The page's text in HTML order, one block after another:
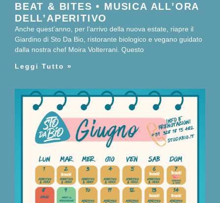
BEAT & BITES • MUSICA ALL’ORA
DELL’APERITIVO
Anche quest’anno, per l’arrivo della nuova estate, riapre il
Giardino di Sto Da Bio, ristorante biologico e vegano guidato
dalla nostra chef Moira Volterrani. Questo
Leggi Tutto »